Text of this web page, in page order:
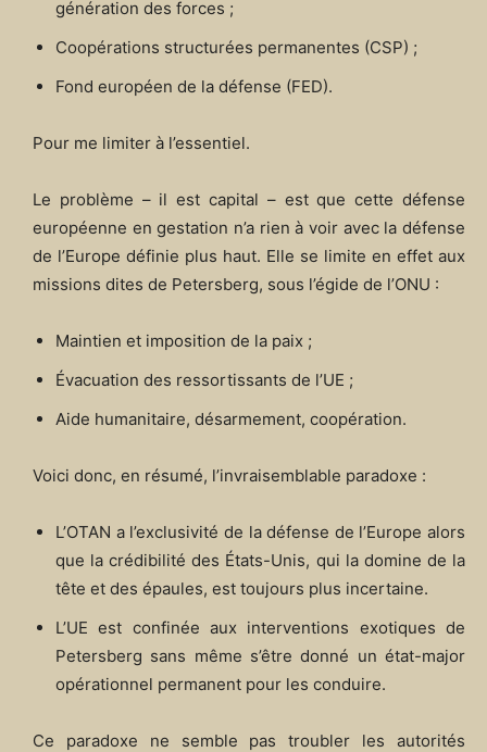
génération des forces ;
Coopérations structurées permanentes (CSP) ;
Fond européen de la défense (FED).
Pour me limiter à l’essentiel.
Le problème – il est capital – est que cette défense
européenne en gestation n’a rien à voir avec la défense
de l’Europe définie plus haut. Elle se limite en effet aux
missions dites de Petersberg, sous l’égide de l’ONU :
Maintien et imposition de la paix ;
Évacuation des ressortissants de l’UE ;
Aide humanitaire, désarmement, coopération.
Voici donc, en résumé, l’invraisemblable paradoxe :
L’OTAN a l’exclusivité de la défense de l’Europe alors
que la crédibilité des États-Unis, qui la domine de la
tête et des épaules, est toujours plus incertaine.
L’UE est confinée aux interventions exotiques de
Petersberg sans même s’être donné un état-major
opérationnel permanent pour les conduire.
Ce paradoxe ne semble pas troubler les autorités